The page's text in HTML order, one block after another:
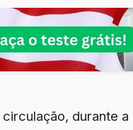
durante a